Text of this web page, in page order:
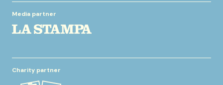
Media partner
Charity partner